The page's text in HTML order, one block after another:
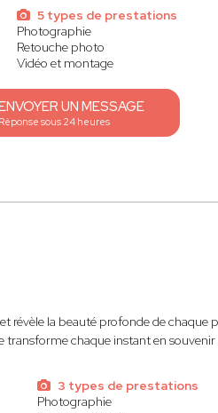
5 types de prestations
Photographie
Retouche photo
Vidéo et montage
UN MESSAGE
sous 24 heures
révèle la beauté profonde de
chaque instant en
3 types de prestations
Photographie